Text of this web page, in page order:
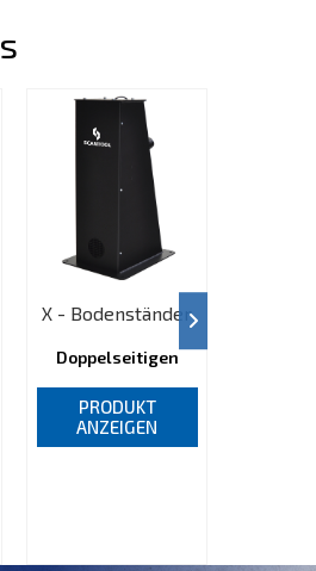
X - Bodenständer
Doppelseitigen
PRODUKT
ANZEIGEN